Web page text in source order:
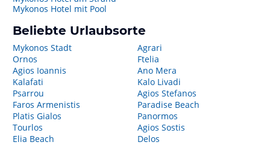
Mykonos Hotel mit Pool
Beliebte Urlaubsorte
Mykonos Stadt
Ornos
Agios Ioannis
Kalafati
Psarrou
Faros Armenistis
Platis Gialos
Tourlos
Elia Beach
Agrari
Ftelia
Ano Mera
Kalo Livadi
Agios Stefanos
Paradise Beach
Panormos
Agios Sostis
Delos